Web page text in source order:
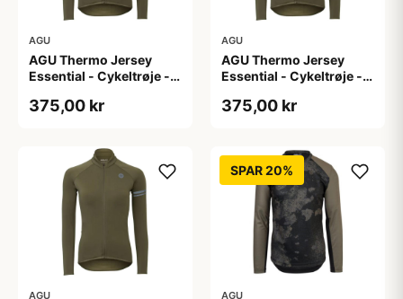
AGU
AGU Thermo Jersey
Essential - Cykeltrøje -
S
375,00 kr
AGU
AGU Thermo Jersey
Essential - Cykeltrøje -
XL
375,00 kr
AGU
SPAR 20%
AGU